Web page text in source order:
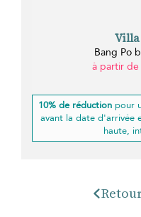
Villa
Bang Po
à partir de
10% de réduction pour
avant la date d'arrivée
haute,